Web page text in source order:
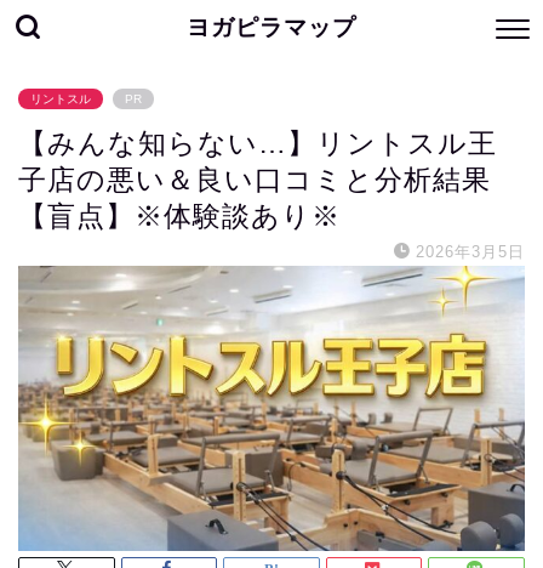
ヨガピラマップ
リントスル PR
【みんな知らない…】リントスル王
子店の悪い＆良い口コミと分析結果
【盲点】※体験談あり※
2026年3月5日